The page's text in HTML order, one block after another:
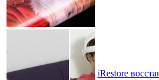
iRestore